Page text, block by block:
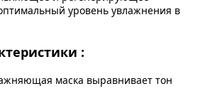
уровень увлажнения в
:
маска выравнивает тон